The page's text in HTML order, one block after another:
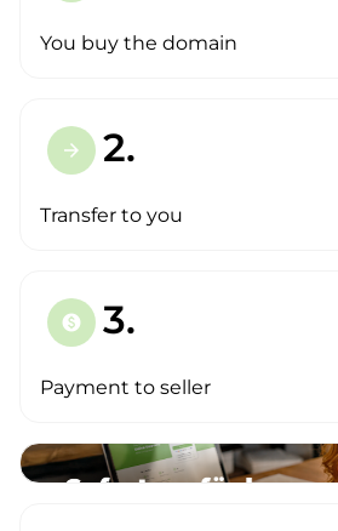
You buy the domain
arrow_forward 2.
Transfer to you
paid 3.
Payment to seller